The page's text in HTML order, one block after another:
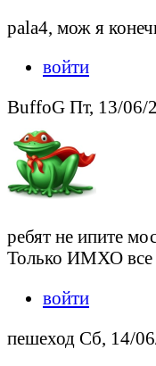
pala4, мож я
войти
BuffoG Пт, 13/06/
ребят не ипите
Только ИМХО все
войти
пешеход Сб, 14/